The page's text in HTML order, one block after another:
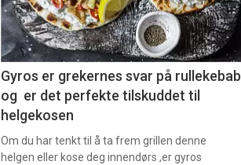
Gyros er grekernes svar på rullekebab
og er det perfekte tilskuddet til
helgekosen
Om du har tenkt til å ta frem grillen denne
helgen eller kose deg innendørs ,er gyros